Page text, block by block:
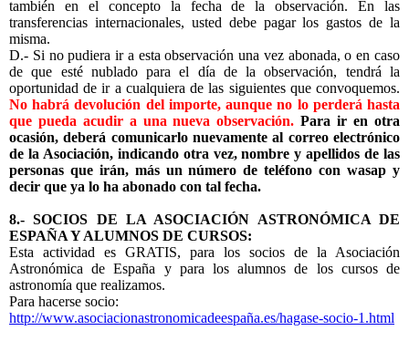
también en el concepto la fecha de la observación. En las
transferencias internacionales, usted debe pagar los gastos de la
misma.
D.- Si no pudiera ir a esta observación una vez abonada, o en caso
de que esté nublado para el día de la observación, tendrá la
oportunidad de ir a cualquiera de las siguientes que convoquemos.
No habrá devolución del importe, aunque no lo perderá hasta
que pueda acudir a una nueva observación.Para ir en otra
ocasión, deberá comunicarlo nuevamente al correo electrónico
de la Asociación, indicando otra vez, nombre y apellidos de las
personas que irán, más un número de teléfono con wasap y
decir que ya lo ha abonado con tal fecha.
8.- SOCIOS DE LA ASOCIACIÓN ASTRONÓMICA DE
ESPAÑA Y ALUMNOS DE CURSOS:
Esta actividad es GRATIS, para los socios de la Asociación
Astronómica de España y para los alumnos de los cursos de
astronomía que realizamos.
Para hacerse socio:
http://www.asociacionastronomicadeespaña.es/hagase-socio-1.html